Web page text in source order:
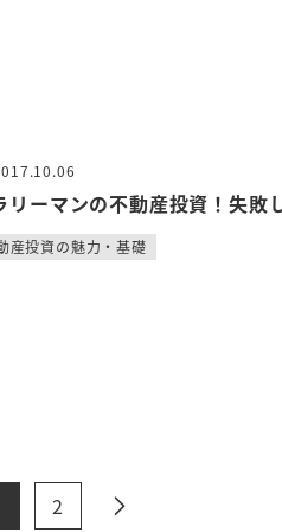
リーマンの不動産投資！失敗
産投資の魅力・基礎
2